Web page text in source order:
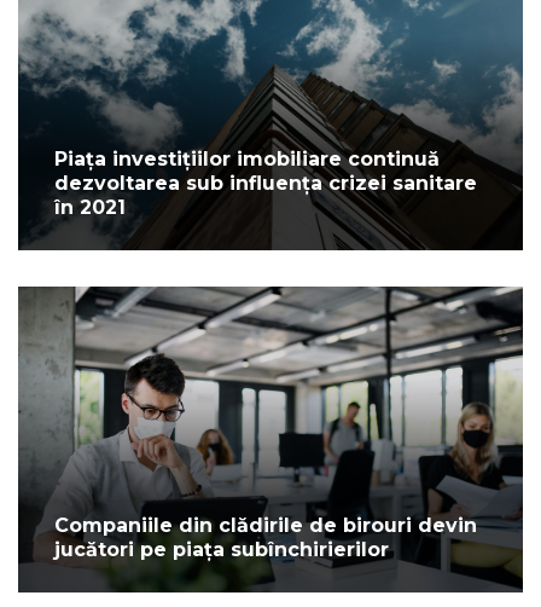
Piața investițiilor imobiliare continuă
dezvoltarea sub influența crizei sanitare
în 2021
Companiile din clădirile de birouri devin
jucători pe piața subînchirierilor